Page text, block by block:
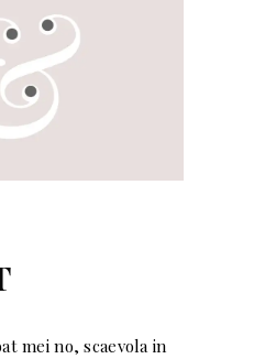
mei no, scaevola in